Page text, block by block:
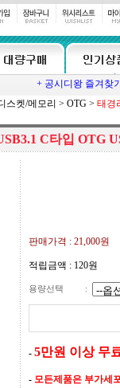
+ 공시디왕 즐겨찾
스켓/메모리 > OTG > 태경
C타입 OTG
판매가격 : 21,000원
적립금액 : 120원
용량선택 :
- 5만원 이상 무
- 모든제품은 부가세